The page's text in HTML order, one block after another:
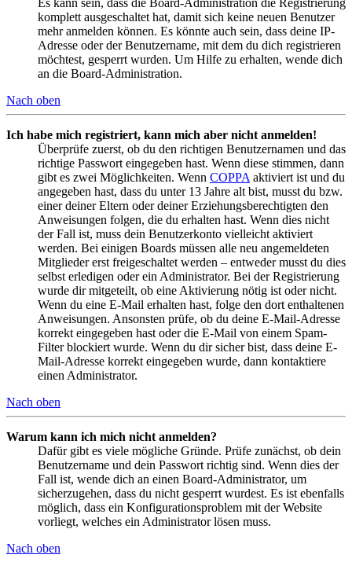
komplett ausgeschaltet hat, damit sich keine neuen Benutzer
mehr anmelden können. Es könnte auch sein, dass deine IP-
Adresse oder der Benutzername, mit dem du dich registrieren
möchtest, gesperrt wurden. Um Hilfe zu erhalten, wende dich
an die Board-Administration.
Nach oben
Ich habe mich registriert, kann mich aber nicht anmelden!
Überprüfe zuerst, ob du den richtigen Benutzernamen und das
richtige Passwort eingegeben hast. Wenn diese stimmen, dann
gibt es zwei Möglichkeiten. Wenn COPPA aktiviert ist und du
angegeben hast, dass du unter 13 Jahre alt bist, musst du bzw.
einer deiner Eltern oder deiner Erziehungsberechtigten den
Anweisungen folgen, die du erhalten hast. Wenn dies nicht
der Fall ist, muss dein Benutzerkonto vielleicht aktiviert
werden. Bei einigen Boards müssen alle neu angemeldeten
Mitglieder erst freigeschaltet werden – entweder musst du dies
selbst erledigen oder ein Administrator. Bei der Registrierung
wurde dir mitgeteilt, ob eine Aktivierung nötig ist oder nicht.
Wenn du eine E-Mail erhalten hast, folge den dort enthaltenen
Anweisungen. Ansonsten prüfe, ob du deine E-Mail-Adresse
korrekt eingegeben hast oder die E-Mail von einem Spam-
Filter blockiert wurde. Wenn du dir sicher bist, dass deine E-
Mail-Adresse korrekt eingegeben wurde, dann kontaktiere
einen Administrator.
Nach oben
Warum kann ich mich nicht anmelden?
Dafür gibt es viele mögliche Gründe. Prüfe zunächst, ob dein
Benutzername und dein Passwort richtig sind. Wenn dies der
Fall ist, wende dich an einen Board-Administrator, um
sicherzugehen, dass du nicht gesperrt wurdest. Es ist ebenfalls
möglich, dass ein Konfigurationsproblem mit der Website
vorliegt, welches ein Administrator lösen muss.
Nach oben